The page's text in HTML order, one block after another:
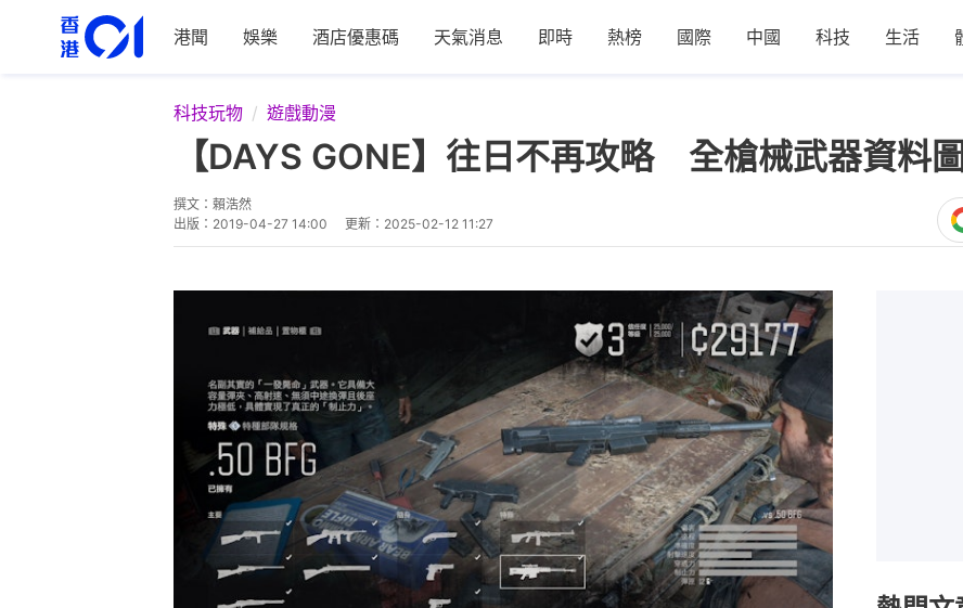
港聞 娛樂 酒店優惠碼 天氣消息 即時 熱榜 國際 中國 科技 生活
科技玩物 遊戲動漫
【DAYS GONE】往日不再攻略 全槍械武器資料
撰文： 賴浩然
出版： 2019-04-27 14:00 更新： 2025-02-12 11:27